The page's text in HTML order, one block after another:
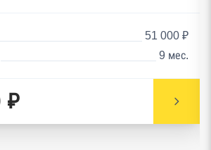
51 000 ₽
9 мес.
₽